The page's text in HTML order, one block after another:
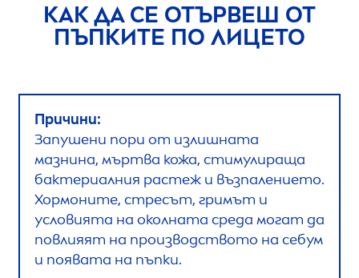
КАК ДА СЕ ОТЪРВЕШ ОТ
ПЪПКИТЕ ПО ЛИЦЕТО
Причини:
Запушени пори от излишната
мазнина, мъртва кожа, стимулираща
бактериалния растеж и възпалението.
Хормоните, стресът, гримът и
условията на околната среда могат да
повлияят на производството на себум
и появата на пъпки.